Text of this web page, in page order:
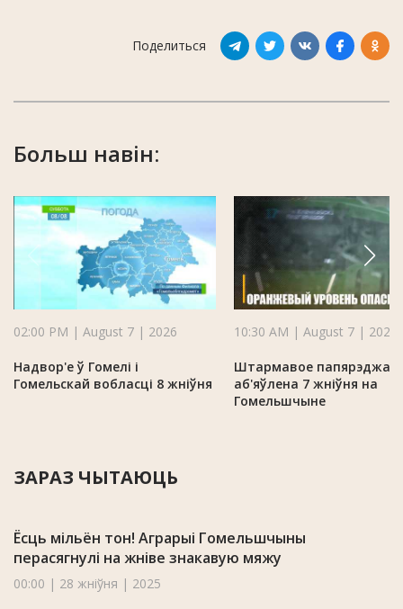
Поделиться
Больш навін:
02:00 PM | August 7 | 2026
Надвор'е ў Гомелі і
Гомельскай вобласці 8 жніўня
10:30 AM | August 7 | 2026
Штармавое
аб'яўлена 7 жніўня на
Гомельшчыне
ЗАРАЗ ЧЫТАЮЦЬ
Ёсць мільён тон! Аграрыі Гомельшчыны
перасягнулі на жніве знакавую мяжу
00:00 | 28 жніўня | 2025